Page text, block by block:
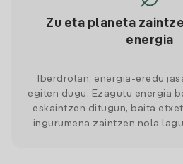
Zu eta planeta
energia
Iberdrolan, energia-eredu
egiten dugu. Ezagutu energia
eskaintzen ditugun, baita
ingurumena zaintzen nola